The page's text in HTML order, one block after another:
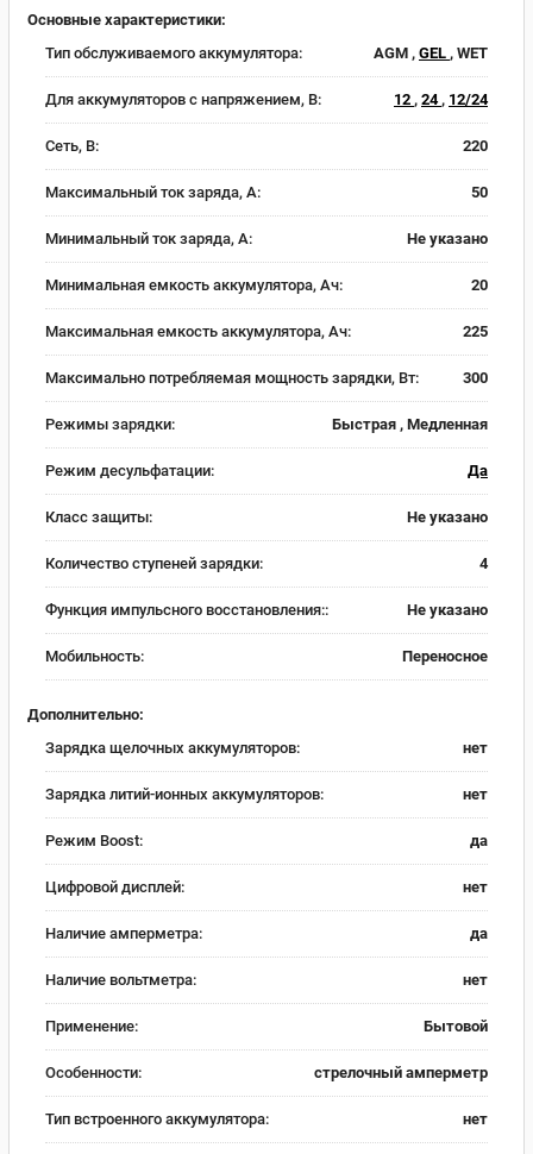
Основные характеристики:
Тип обслуживаемого аккумулятора:
AGM , GEL , WET
Для аккумуляторов с напряжением, В: 12 , 24, 12/24
Сеть, В: 220
Максимальный ток заряда, А: 50
Минимальный ток заряда, А: Не указано
Минимальная емкость аккумулятора, Ач: 20
Максимальная емкость аккумулятора, Ач: 225
Максимально потребляемая мощность зарядки, Вт: 300
Режимы зарядки: Быстрая , Медленная
Режим десульфатации: Да
Класс защиты: Не указано
Количество ступеней зарядки: 4
Функция импульсного восстановления:: Не указано
Мобильность: Переносное
Дополнительно:
Зарядка щелочных аккумуляторов:
нет
Зарядка литий-ионных аккумуляторов: нет
Режим Boost: да
Цифровой дисплей: нет
Наличие амперметра: да
Наличие вольтметра: нет
Применение: Бытовой
Особенности: стрелочный амперметр
Тип встроенного аккумулятора: нет